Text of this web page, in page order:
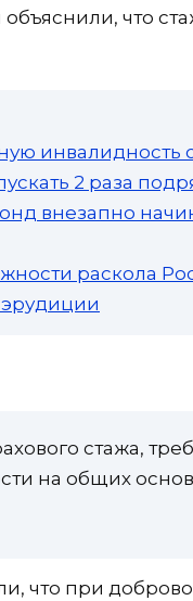
что
инвалидность
2 раза
внезапно
раскола
эрудиции
стажа,
на общих
что при